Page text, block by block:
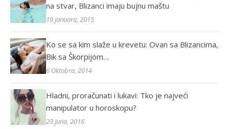
na stvar, Blizanci imaju bujnu maštu
19 Januara, 2015
Ko se sa kim slaže u krevetu: Ovan sa Blizancima,
Bik sa Škorpijom…
6 Oktobra, 2014
Hladni, proračunati i lukavi: Tko je najveći
manipulator u horoskopu?
23 Juna, 2016